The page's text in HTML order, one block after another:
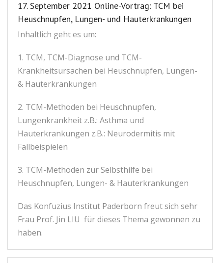
17. September 2021 Online-Vortrag: TCM bei
Heuschnupfen, Lungen- und Hauterkrankungen
Inhaltlich geht es um:
1. TCM, TCM-Diagnose und TCM-
Krankheitsursachen bei Heuschnupfen, Lungen-
& Hauterkrankungen
2. TCM-Methoden bei Heuschnupfen,
Lungenkrankheit z.B.: Asthma und
Hauterkrankungen z.B.: Neurodermitis mit
Fallbeispielen
3. TCM-Methoden zur Selbsthilfe bei
Heuschnupfen, Lungen- & Hauterkrankungen
Das Konfuzius Institut Paderborn freut sich sehr
Frau Prof. Jin LIU für dieses Thema gewonnen zu
haben.